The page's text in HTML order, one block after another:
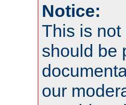
Notice:
This is not
should be
our